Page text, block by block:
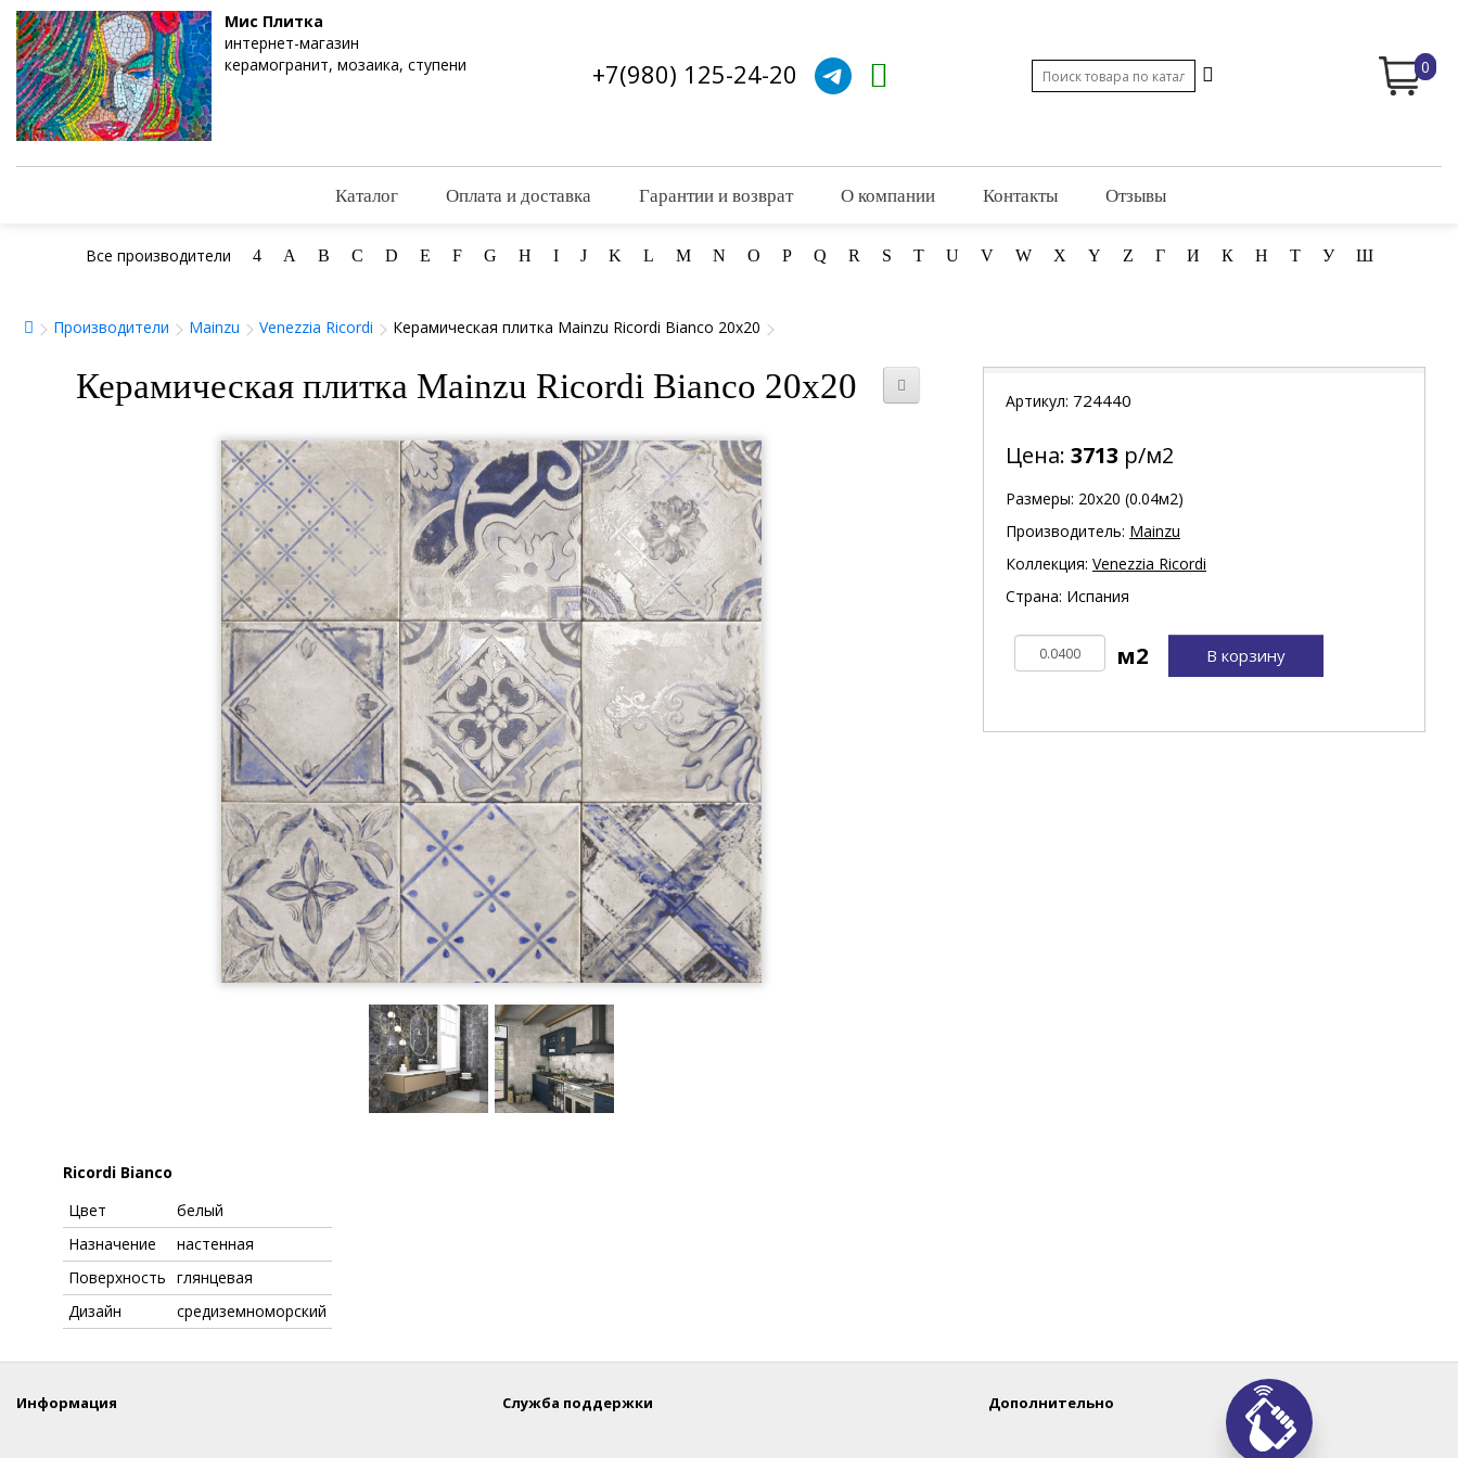
Мис Плитка
интернет-магазин
керамогранит, мозаика, ступени
+7(980) 125-24-20 0
Каталог Оплата и доставка Гарантии и возврат О компании Контакты Отзывы
Все производители 4 A B C D E F G H I J K L M N O P Q R S T U V W X Y Z Г И К Н Т У Ш
Производители Mainzu Venezzia Ricordi Керамическая плитка Mainzu Ricordi Bianco 20x20
Керамическая плитка Mainzu Ricordi Bianco 20x20
Ricordi Bianco
Цвет
белый
Назначение
настенная
Поверхность глянцевая
Дизайн
средиземноморский
Артикул: 724440
Цена: 3713 р/м2
Размеры: 20х20 (0.04м2)
Производитель: Mainzu
Коллекция: Venezzia Ricordi
Страна: Испания
В корзину
Информация Служба поддержки Дополнительно